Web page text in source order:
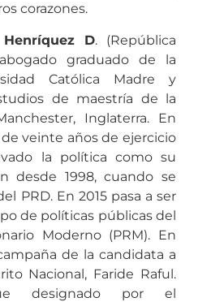
corazones.
D. (República
graduado de la
Católica Madre y
de maestría de la
Inglaterra. En
veinte años de ejercicio
la política como su
desde 1998, cuando se
PRD. En 2015 pasa a ser
de políticas públicas del
Moderno (PRM). En
de la candidata a
Nacional, Faride Raful.
designado por el